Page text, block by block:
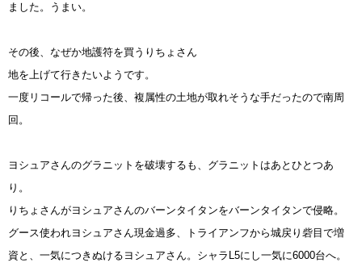
ました。うまい。
その後、なぜか地護符を買うりちょさん
地を上げて行きたいようです。
一度リコールで帰った後、複属性の土地が取れそうな手だったので南周
回。
ヨシュアさんのグラニットを破壊するも、グラニットはあとひとつあ
り。
りちょさんがヨシュアさんのバーンタイタンをバーンタイタンで侵略。
グース使われヨシュアさん現金過多、トライアンフから城戻り砦目で増
資と、一気につきぬけるヨシュアさん。シャラL5にし一気に6000台へ。